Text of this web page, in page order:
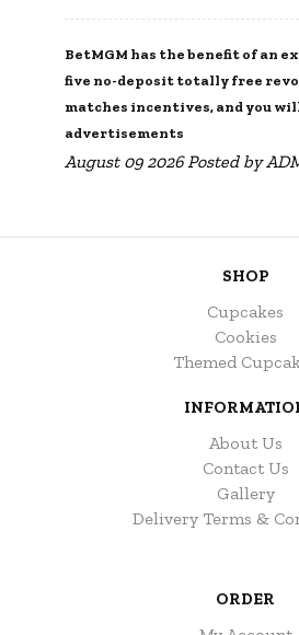
BetMGM has the benefit of an
five no-deposit totally free
matches incentives, and you
advertisements
August 09 2026 Posted by
SHOP
Cupcakes
Cookies
Themed
About Us
Contact Us
Gallery
Delivery Terms &
ORDER